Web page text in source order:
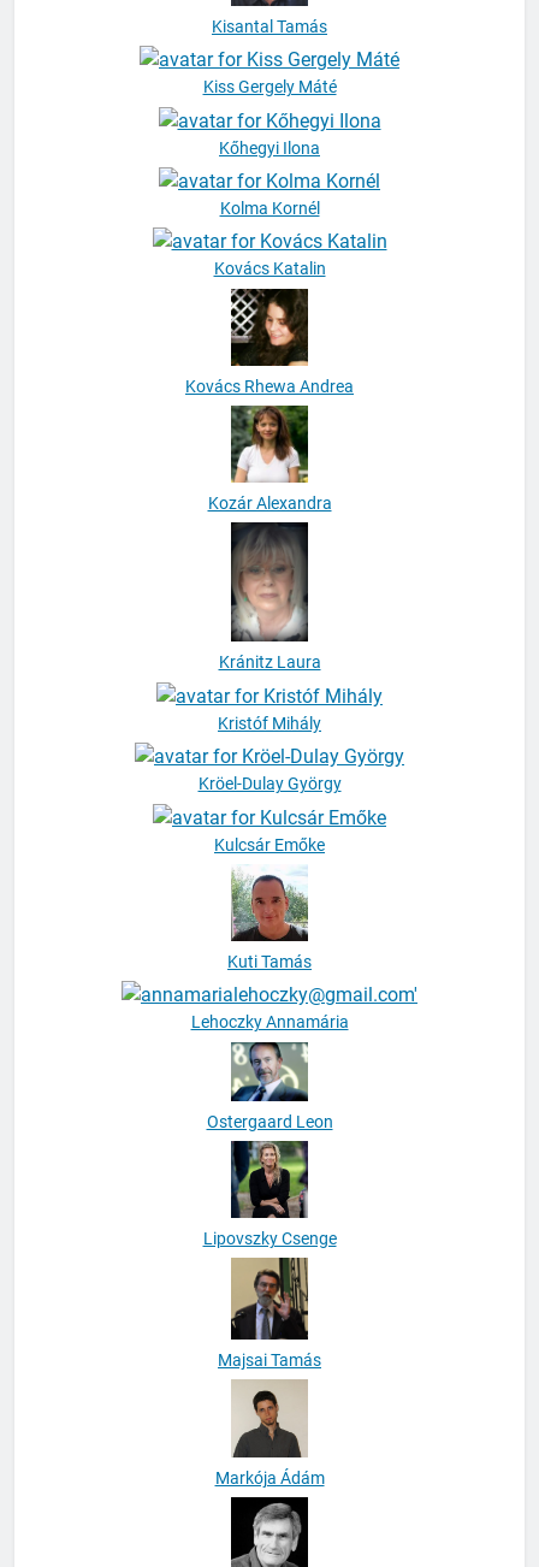
Kisantal Tamás
Kiss Gergely Máté
Kőhegyi Ilona
Kolma Kornél
Kovács Katalin
Kovács Rhewa Andrea
Kozár Alexandra
Kránitz Laura
Kristóf Mihály
Kröel-Dulay György
Kulcsár Emőke
Kuti Tamás
Lehoczky Annamária
Ostergaard Leon
Lipovszky Csenge
Majsai Tamás
Markója Ádám